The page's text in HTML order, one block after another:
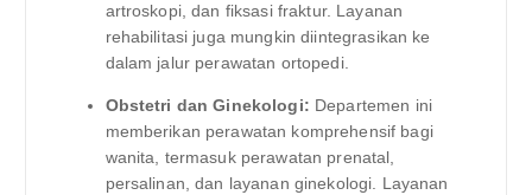
artroskopi, dan fiksasi fraktur. Layanan
rehabilitasi juga mungkin diintegrasikan ke
dalam jalur perawatan ortopedi.
Obstetri dan Ginekologi: Departemen ini
memberikan perawatan komprehensif bagi
wanita, termasuk perawatan prenatal,
persalinan, dan layanan ginekologi. Layanan